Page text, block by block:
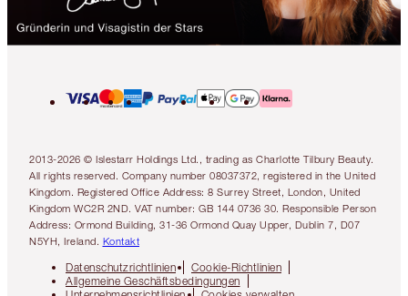
2013-2026 © Islestarr Holdings Ltd., trading as Charlotte Tilbury Beauty.
All rights reserved. Company number 08037372, registered in the United
Kingdom. Registered Office Address: 8 Surrey Street, London, United
Kingdom WC2R 2ND. VAT number: GB 144 0736 30. Responsible Person
Address: Ormond Building, 31-36 Ormond Quay Upper, Dublin 7, D07
N5YH, Ireland. Kontakt
Datenschutzrichtlinien
Cookie-Richtlinien
Allgemeine Geschäftsbedingungen